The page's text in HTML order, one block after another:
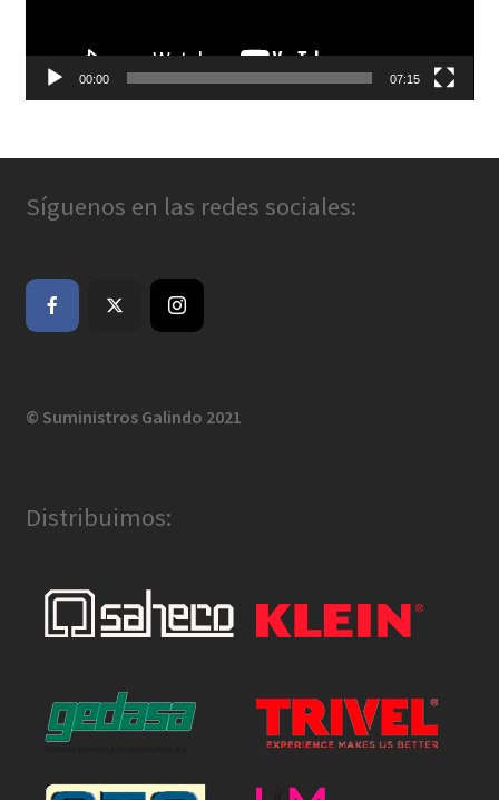
00:00 07:15
Síguenos en las redes sociales:
© Suministros Galindo 2021
Distribuimos: